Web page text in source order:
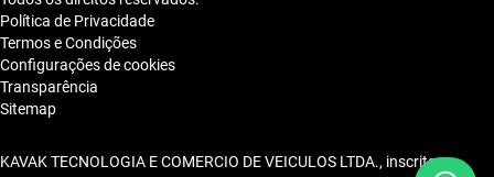
Política de Privacidade
Termos e Condições
Configurações de cookies
Transparência
Sitemap
KAVAK TECNOLOGIA E COMERCIO DE VEICULOS LTDA., inscrita no